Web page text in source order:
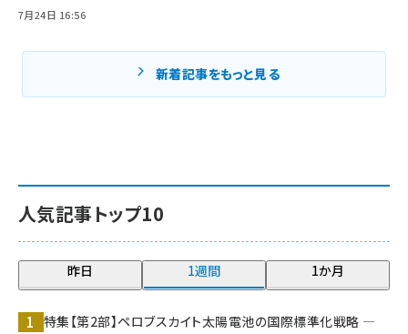
人気記事トップ10
昨日 1週間 1か月
特集【第2部】ペロブスカイト太陽電池の国際標準化戦略 ―
7月24日 16:56
新着記事をもっと見る